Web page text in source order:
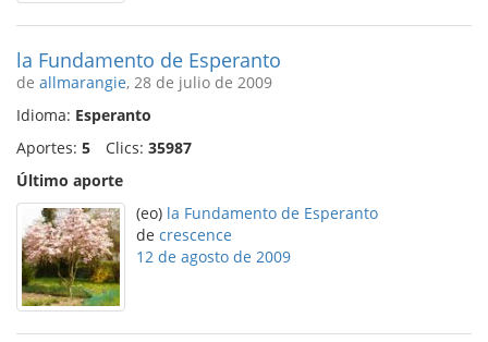
la Fundamento de Esperanto
de allmarangie, 28 de julio de 2009
Idioma: Esperanto
Aportes: 5 Clics: 35987
Último aporte
(eo) la Fundamento de Esperanto
de crescence
12 de agosto de 2009